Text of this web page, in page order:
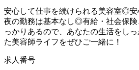
安心して仕事を続けられる美容室◎安
夜の勤務は基本なし◎有給・社会保険
っかりあるので、あなたの生活をし
た美容師ライフをぜひご一緒に！
求人番号